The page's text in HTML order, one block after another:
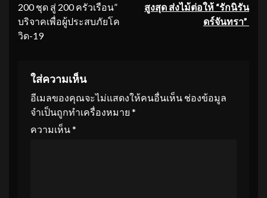
200 ชุด สู่ 200 ครัวเรือน”
บริจาคเพื่อผู้ประสบภัยโค
วิด-19
สูงสุด ส่งไม้ต่อให้ “รักนิรัน
ดร์จันทรา”
ใส่ความเห็น
อีเมลของคุณจะไม่แสดงให้คนอื่นเห็น ช่องข้อมูล
จำเป็นถูกทำเครื่องหมาย *
ความเห็น*